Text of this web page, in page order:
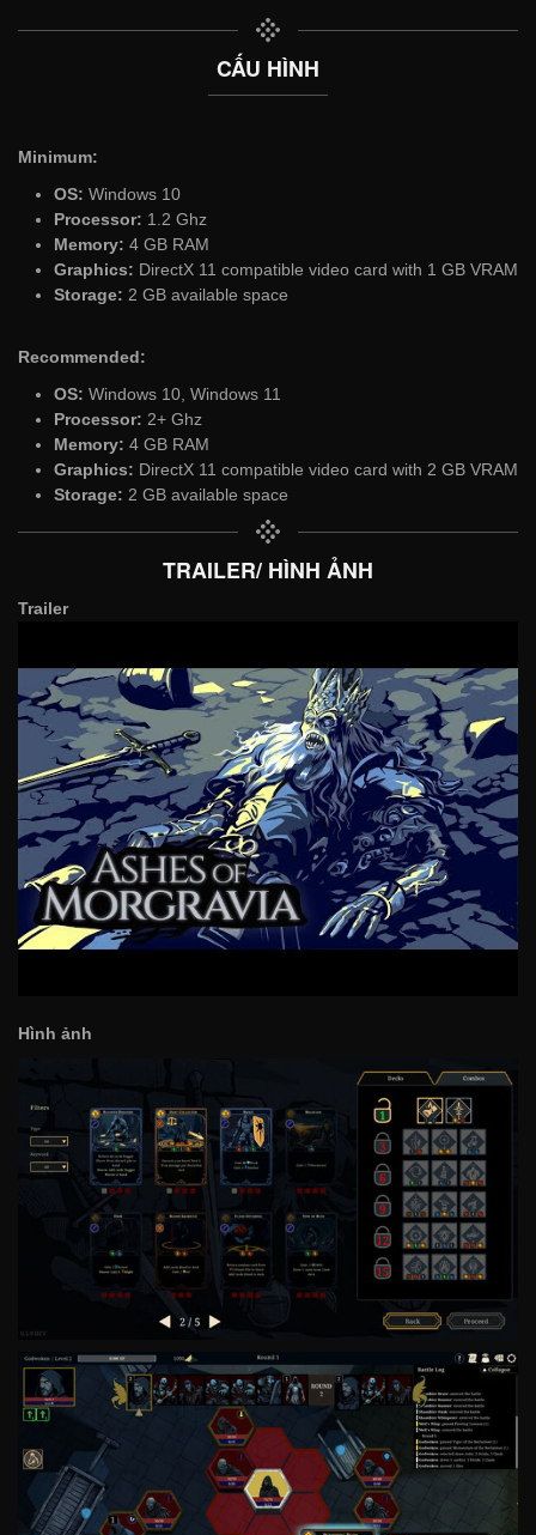
CẤU HÌNH
Minimum:
OS: Windows 10
Processor: 1.2 Ghz
Memory: 4 GB RAM
Graphics: DirectX 11 compatible video card with 1 GB VRAM
Storage: 2 GB available space
Recommended:
OS: Windows 10, Windows 11
Processor: 2+ Ghz
Memory: 4 GB RAM
Graphics: DirectX 11 compatible video card with 2 GB VRAM
Storage: 2 GB available space
TRAILER/ HÌNH ẢNH
Trailer
Hình ảnh